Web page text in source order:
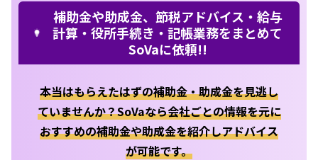
補助金や助成金、節税アドバイス・給与
計算・役所手続き・記帳業務をまとめて
SoVaに依頼!!
本当はもらえたはずの補助金・助成金を見逃し
ていませんか？SoVaなら会社ごとの情報を元に
おすすめの補助金や助成金を紹介しアドバイス
が可能です。